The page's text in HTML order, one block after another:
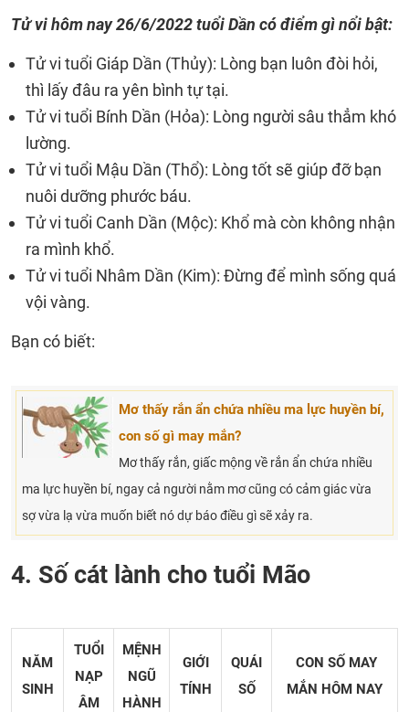
Tử vi hôm nay 26/6/2022 tuổi Dần có điểm gì nổi bật:
Tử vi tuổi Giáp Dần (Thủy): Lòng bạn luôn đòi hỏi,
thì lấy đâu ra yên bình tự tại.
Tử vi tuổi Bính Dần (Hỏa): Lòng người sâu thẳm khó
lường.
Tử vi tuổi Mậu Dần (Thổ): Lòng tốt sẽ giúp đỡ bạn
nuôi dưỡng phước báu.
Tử vi tuổi Canh Dần (Mộc): Khổ mà còn không nhận
ra mình khổ.
Tử vi tuổi Nhâm Dần (Kim): Đừng để mình sống quá
vội vàng.
Bạn có biết:
Mơ thấy rắn ẩn chứa nhiều ma lực huyền bí,
con số gì may mắn?
Mơ thấy rắn, giấc mộng về rắn ẩn chứa nhiều
ma lực huyền bí, ngay cả người nằm mơ cũng có cảm giác vừa
sợ vừa lạ vừa muốn biết nó dự báo điều gì sẽ xảy ra.
4. Số cát lành cho tuổi Mão
NĂM
SINH
TUỔI
NẠP
ÂM
MỆNH
NGŨ
HÀNH
GIỚI
TÍNH
QUÁI
SỐ
CON SỐ MAY
MẮN HÔM NAY